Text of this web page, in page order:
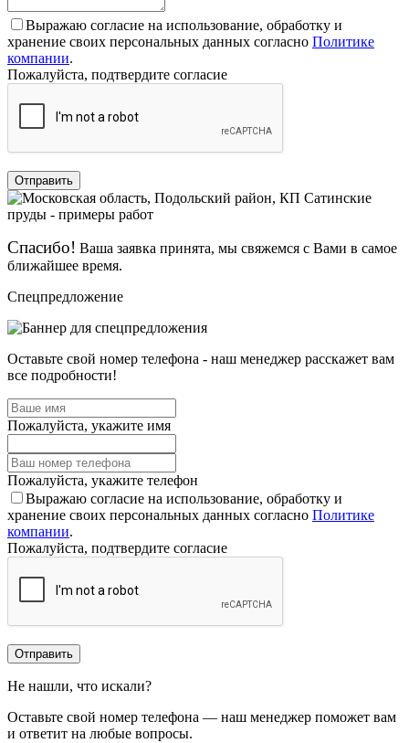
Выражаю согласие на использование, обработку и
хранение своих персональных данных согласно Политике
компании.
Пожалуйста, подтвердите согласие
Отправить
Спасибо! Ваша заявка принята, мы свяжемся с Вами в самое
ближайшее время.
Спецпредложение
Оставьте свой номер телефона - наш менеджер расскажет вам
все подробности!
Пожалуйста, укажите имя
Пожалуйста, укажите телефон
Выражаю согласие на использование, обработку и
хранение своих персональных данных согласно Политике
компании.
Пожалуйста, подтвердите согласие
Отправить
Не нашли, что искали?
Оставьте свой номер телефона — наш менеджер поможет вам
и ответит на любые вопросы.